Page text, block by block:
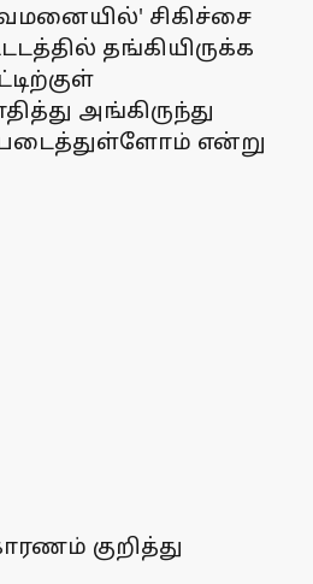
சிகிச்சை
தங்கியிருக்க
அங்கிருந்து
என்று
குறித்து